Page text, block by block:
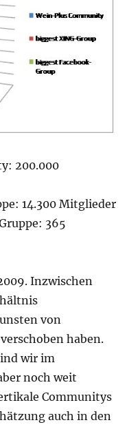
200.000
14.300 Mitglieder
365
Inzwischen
von
haben.
wir im
noch weit
Communitys
auch in den